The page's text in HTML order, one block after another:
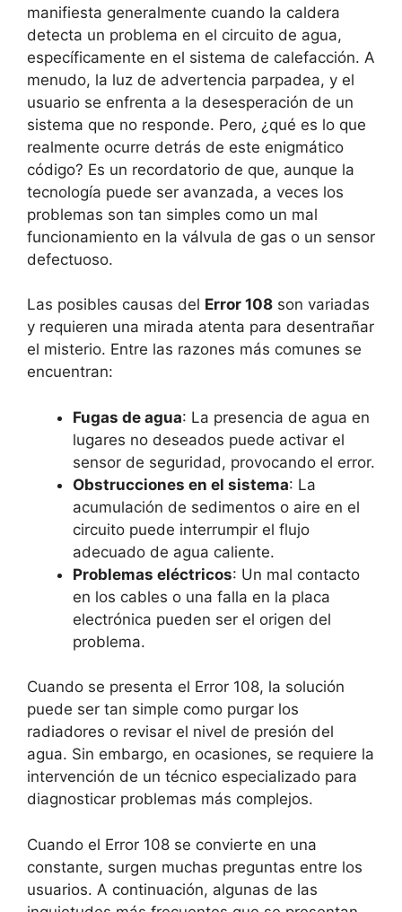
manifiesta generalmente cuando la caldera
detecta un problema en el circuito de agua,
específicamente en el sistema de calefacción. A
menudo, la luz de advertencia parpadea, y el
usuario se enfrenta a la desesperación de un
sistema que no responde. Pero, ¿qué es lo que
realmente ocurre detrás de este enigmático
código? Es un recordatorio de que, aunque la
tecnología puede ser avanzada, a veces los
problemas son tan simples como un mal
funcionamiento en la válvula de gas o un sensor
defectuoso.
Las posibles causas del Error 108 son variadas
y requieren una mirada atenta para desentrañar
el misterio. Entre las razones más comunes se
encuentran:
Fugas de agua: La presencia de agua en
lugares no deseados puede activar el
sensor de seguridad, provocando el error.
Obstrucciones en el sistema: La
acumulación de sedimentos o aire en el
circuito puede interrumpir el flujo
adecuado de agua caliente.
Problemas eléctricos: Un mal contacto
en los cables o una falla en la placa
electrónica pueden ser el origen del
problema.
Cuando se presenta el Error 108, la solución
puede ser tan simple como purgar los
radiadores o revisar el nivel de presión del
agua. Sin embargo, en ocasiones, se requiere la
intervención de un técnico especializado para
diagnosticar problemas más complejos.
Cuando el Error 108 se convierte en una
constante, surgen muchas preguntas entre los
usuarios. A continuación, algunas de las